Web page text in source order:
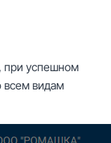
, при успешном
всем видам